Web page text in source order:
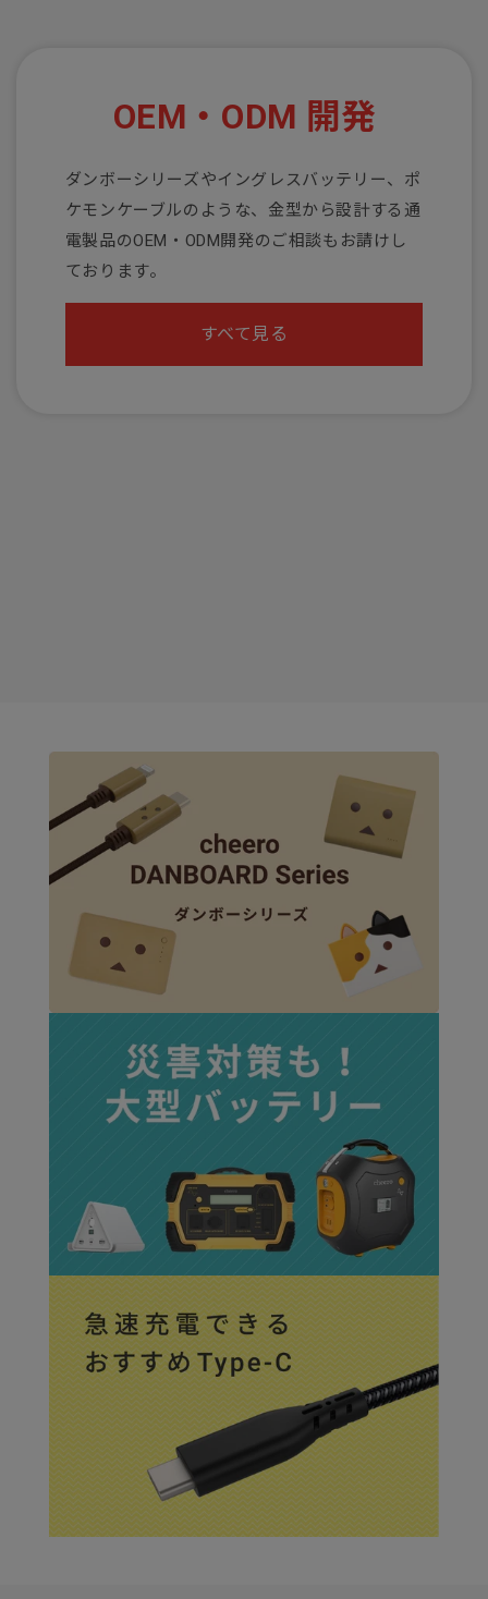
OEM・ODM 開発
ダンボーシリーズやイングレスバッテリー、ポ
ケモンケーブルのような、金型から設計する通
電製品のOEM・ODM開発のご相談もお請けし
ております。
すべて見る